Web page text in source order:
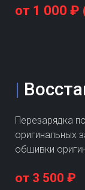
от 1 000 ₽
|
Перезарядка
оригинальных
обшивки
от 3 500 ₽